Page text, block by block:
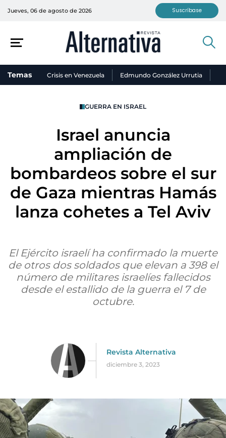
Jueves, 06 de agosto de 2026 Suscríbase
Temas Crisis en Venezuela Edmundo González Urrutia
GUERRA EN ISRAEL
Israel anuncia
ampliación de
bombardeos sobre el sur
de Gaza mientras Hamás
lanza cohetes a Tel Aviv
El Ejército israelí ha confirmado la muerte
de otros dos soldados que elevan a 398 el
número de militares israelíes fallecidos
desde el estallido de la guerra el 7 de
octubre.
Revista Alternativa
diciembre 3, 2023